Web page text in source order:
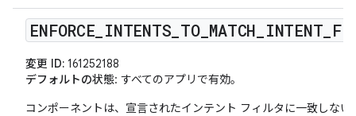
ENFORCE INTENTS TO_ MATCH INTENT
変更 ID: 161252188
デフォルトの状態: すべてのアプリで有効。
コンポーネントは、宣言されたインテント フィルタに一致しな